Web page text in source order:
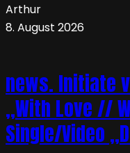
Arthur
8. August 2026
news. Initiate
„With Love //
Single/Video